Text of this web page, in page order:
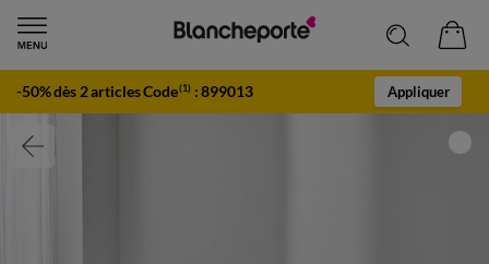
-50% dès 2 articles Code(1) :899013 Appliquer